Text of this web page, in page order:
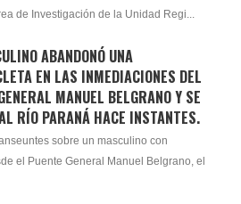
de Investigación de la Unidad Regi...
ABANDONÓ UNA
EN LAS INMEDIACIONES DEL
MANUEL BELGRANO Y SE
RÍO PARANÁ HACE INSTANTES.
sobre un masculino con
el Puente General Manuel Belgrano, el